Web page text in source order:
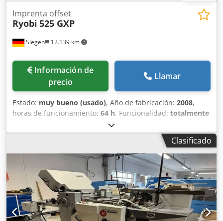
Siegen 12.139 km
Imprenta offset
Ryobi 525 GXP
Información de
precio
Llamar
Estado: muy bueno (usado), Año de fabricación: 2008,
horas de funcionamiento: 64 h, Funcionalidad: totalmente
5, ancho de papel (min.):
mm, ancho de papel (máx.):520 mm, - Ryobi PCS-H -
Relación de engranajes: 2:3 / 5:0 - Cambiador automático
de planchas Ryobi - Secadora por infrarrojos - Aplicador de
polvo Grafix Digital 3000 - Control electrónico de registro
lateral - Control electrónico de doble hoja Dcodpfxszduu
Uo Aamok - Control de doble hoja por ultrasonidos -
Apilador de alta capacidad - Alimentador de pilas -
Sistema automático de lavado de mantas de caucho
Clasificado